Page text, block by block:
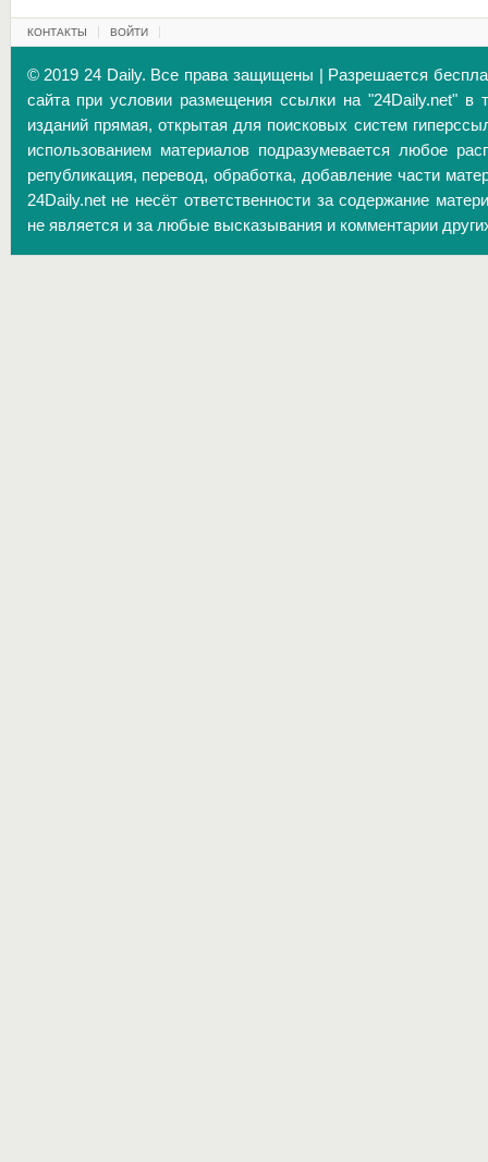
КОНТАКТЫ ВОЙТИ
© 2019 24 Daily. Все права защищены | Разрешается
сайта при условии размещения ссылки на "24Daily.net" в
изданий прямая, открытая для поисковых систем
использованием материалов подразумевается любое
републикация, перевод, обработка, добавление части
24Daily.net не несёт ответственности за содержание
не является и за любые высказывания и комментарии